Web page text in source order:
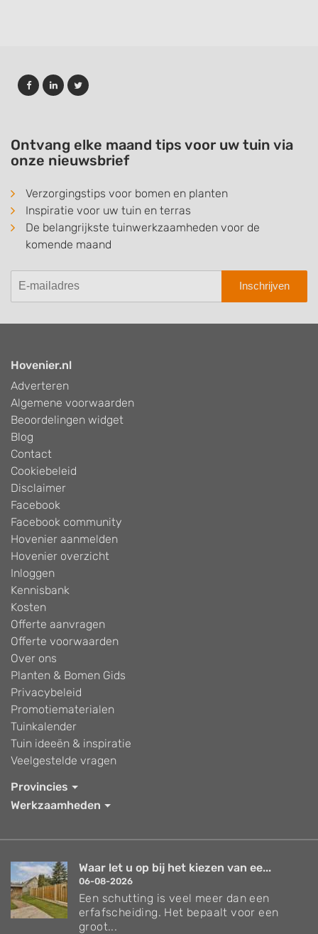
Ontvang elke maand tips voor uw tuin via
onze nieuwsbrief
Verzorgingstips voor bomen en planten
Inspiratie voor uw tuin en terras
De belangrijkste tuinwerkzaamheden voor de
komende maand
Inschrijven
Hovenier.nl
Adverteren
Algemene voorwaarden
Beoordelingen widget
Blog
Contact
Cookiebeleid
Disclaimer
Facebook
Facebook community
Hovenier aanmelden
Hovenier overzicht
Inloggen
Kennisbank
Kosten
Offerte aanvragen
Offerte voorwaarden
Over ons
Planten & Bomen Gids
Privacybeleid
Promotiematerialen
Tuinkalender
Tuin ideeën & inspiratie
Veelgestelde vragen
Provincies
Werkzaamheden
Waar let u op bij het kiezen van ee...
06-08-2026
Een schutting is veel meer dan een
erfafscheiding. Het bepaalt voor een
groot...